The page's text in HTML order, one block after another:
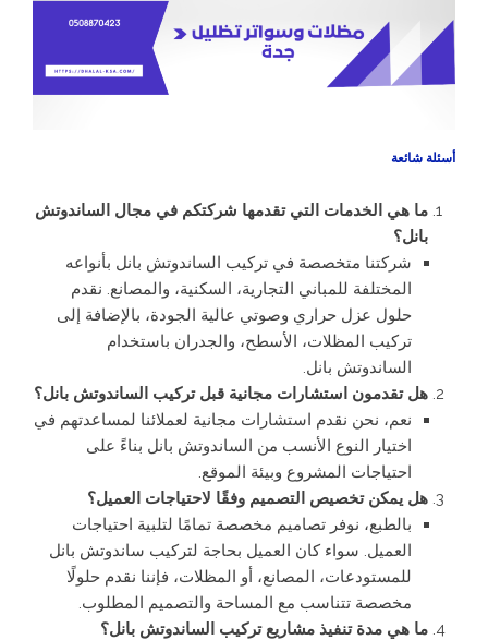
أسئلة شائعة
ما هي الخدمات التي تقدمها شركتكم في مجال الساندوتش
بانل؟
شركتنا متخصصة في تركيب الساندوتش بانل بأنواعه
المختلفة للمباني التجارية، السكنية، والمصانع. نقدم
حلول عزل حراري وصوتي عالية الجودة، بالإضافة إلى
تركيب المظلات، الأسطح، والجدران باستخدام
الساندوتش بانل.
هل تقدمون استشارات مجانية قبل تركيب الساندوتش بانل؟
نعم، نحن نقدم استشارات مجانية لعملائنا لمساعدتهم في
اختيار النوع الأنسب من الساندوتش بانل بناءً على
احتياجات المشروع وبيئة الموقع.
هل يمكن تخصيص التصميم وفقًا لاحتياجات العميل؟
بالطبع، نوفر تصاميم مخصصة تمامًا لتلبية احتياجات
العميل. سواء كان العميل بحاجة لتركيب ساندوتش بانل
للمستودعات، المصانع، أو المظلات، فإننا نقدم حلولًا
مخصصة تتناسب مع المساحة والتصميم المطلوب.
ما هي مدة تنفيذ مشاريع تركيب الساندوتش بانل؟